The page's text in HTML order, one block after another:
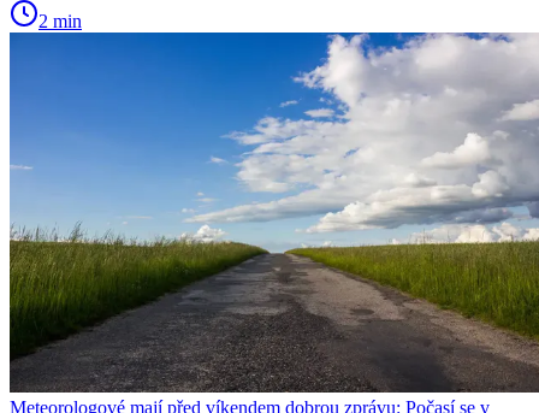
2 min
Meteorologové mají před víkendem dobrou zprávu: Počasí se v